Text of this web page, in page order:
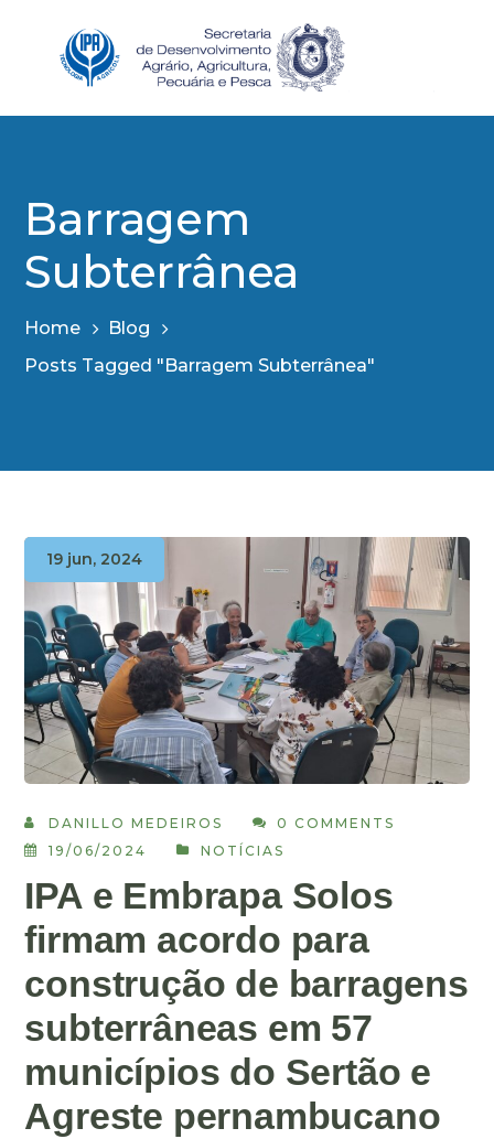
Barragem
Subterrânea
Home
Blog
Posts Tagged "Barragem Subterrânea"
19 jun, 2024
DANILLO MEDEIROS
0 COMMENTS
19/06/2024
NOTÍCIAS
IPA e Embrapa Solos
firmam acordo para
construção de barragens
subterrâneas em 57
municípios do Sertão e
Agreste pernambucano